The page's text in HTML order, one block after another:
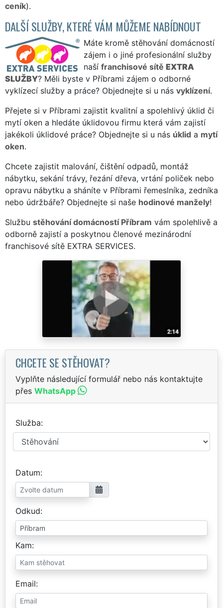
ceník).
DALŠÍ SLUŽBY, KTERÉ VÁM MŮŽEME NABÍDNOUT
Máte kromě stěhování domácností
zájem i o jiné profesionální služby
naší franchisové sítě EXTRA
SLUŽBY? Měli byste v Příbrami zájem o odborné
vyklízecí služby a práce? Objednejte si u nás vyklízení.
Přejete si v Příbrami zajistit kvalitní a spolehlivý úklid či
mytí oken a hledáte úklidovou firmu která vám zajistí
jakékoli úklidové práce? Objednejte si u nás úklid a mytí
oken.
Chcete zajistit malování, čištění odpadů, montáž
nábytku, sekání trávy, řezání dřeva, vrtání poliček nebo
opravu nábytku a sháníte v Příbrami řemeslníka, zedníka
nebo údržbáře? Objednejte si naše hodinové manžely!
Službu stěhování domácností Příbram vám spolehlivě a
odborně zajistí a poskytnou členové mezinárodní
franchisové sítě EXTRA SERVICES.
CHCETE SE STĚHOVAT?
Vyplňte následující formulář nebo nás kontaktujte
přes WhatsApp
Služba
Datum
Odkud
Kam
Email